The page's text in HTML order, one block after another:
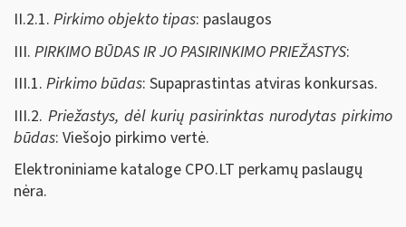
II.2.1. Pirkimo objekto tipas: paslaugos
III. PIRKIMO BŪDAS IR JO PASIRINKIMO PRIEŽASTYS:
III.1. Pirkimo būdas: Supaprastintas atviras konkursas.
III.2. Priežastys, dėl kurių pasirinktas nurodytas pirkimo
būdas: Viešojo pirkimo vertė.
Elektroniniame kataloge CPO.LT perkamų paslaugų
nėra.